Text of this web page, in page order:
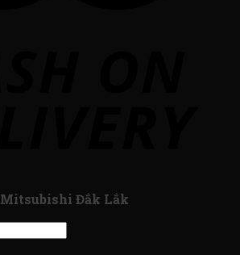
Mitsubishi Đắk Lắk